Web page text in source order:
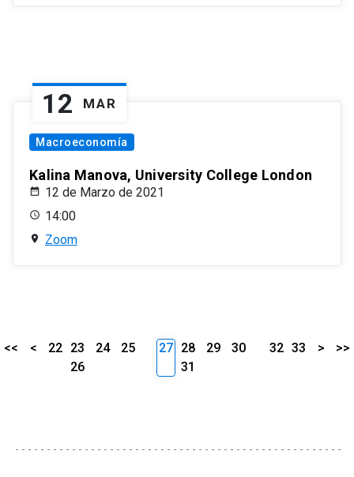
12 MAR
Macroeconomía
Kalina Manova, University College London
12 de Marzo de 2021
14:00
Zoom
<< < 22 23 24
25
26
27 28 29
30
31
32 33 > >>